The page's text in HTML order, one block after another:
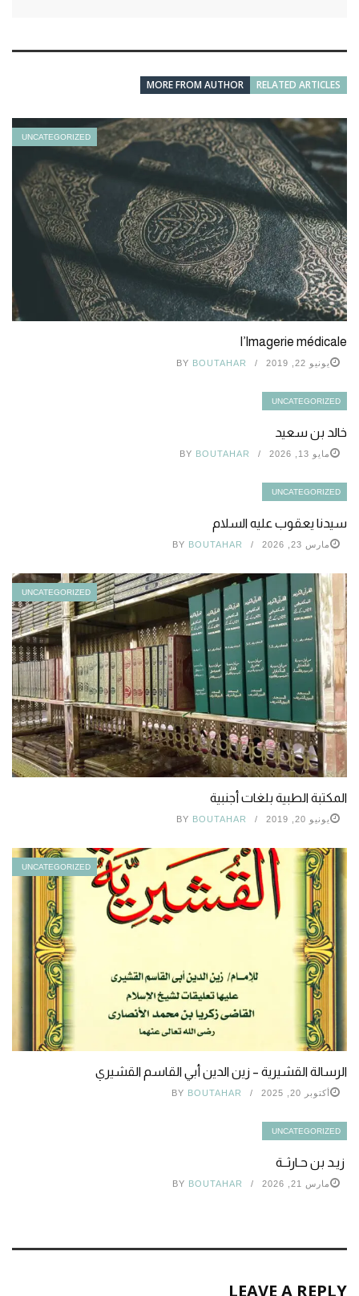
RELATED ARTICLES
MORE FROM AUTHOR
UNCATEGORIZED
l’Imagerie médicale
يونيو 22, 2019 BY BOUTAHAR
UNCATEGORIZED
خالد بن سعيد
مايو 13, 2026 BY BOUTAHAR
UNCATEGORIZED
سيدنا يعقوب عليه السلام
مارس 23, 2026 BY BOUTAHAR
UNCATEGORIZED
المكتبة الطبية بلغات أجنبية
يونيو 20, 2019 BY BOUTAHAR
UNCATEGORIZED
الرسالة القشيرية – زين الدين أبي القاسم القشيري
أكتوبر 20, 2025 BY BOUTAHAR
UNCATEGORIZED
زيـد بن حـارثــة
مارس 21, 2026 BY BOUTAHAR
LEAVE A REPLY